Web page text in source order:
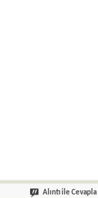
Alıntı ile Cevapla